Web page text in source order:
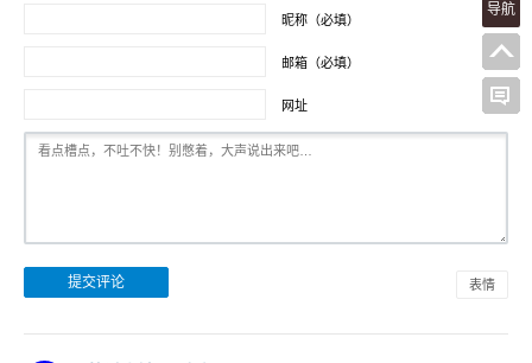
昵称（必填）
邮箱（必填）
网址
表情
导航